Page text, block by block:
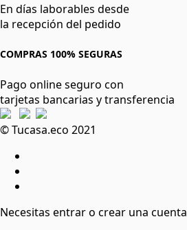
En días laborables desde
la recepción del pedido
COMPRAS 100% SEGURAS
Pago online seguro con
tarjetas bancarias y transferencia
© Tucasa.eco 2021
Necesitas entrar o crear una cuenta